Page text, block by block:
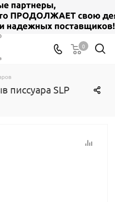
0
писсуара SLP